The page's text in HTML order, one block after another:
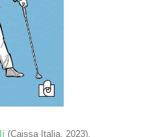
(Caissa Italia, 2023).